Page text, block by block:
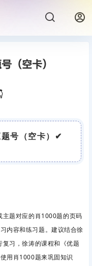
（空卡）
号（空卡） ✔
题对应的肖1000题的页码
内容和练习题。建议结合徐
习，徐涛的课程和《优题
用肖1000题来巩固知识